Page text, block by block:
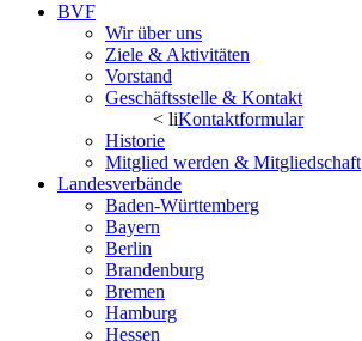
BVF
Wir über uns
Ziele & Aktivitäten
Vorstand
Geschäftsstelle & Kontakt
< liKontaktformular
Historie
Mitglied werden & Mitgliedschaft
Landesverbände
Baden-Württemberg
Bayern
Berlin
Brandenburg
Bremen
Hamburg
Hessen